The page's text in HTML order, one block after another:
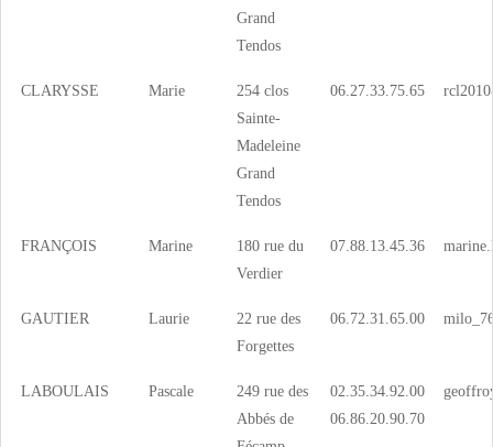
Grand
Tendos
CLARYSSE Marie
254 clos
Sainte-
Madeleine
Grand
Tendos
06.27.33.75.65
FRANÇOIS Marine
180 rue du
Verdier
07.88.13.45.36
GAUTIER Laurie
22 rue des
Forgettes
06.72.31.65.00
LABOULAIS Pascale
249 rue des
Abbés de
02.35.34.92.00
06.86.20.90.70